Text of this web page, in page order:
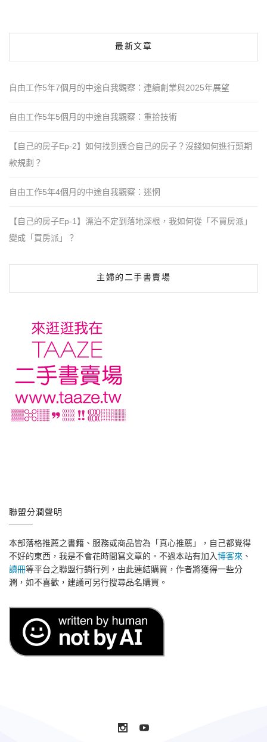
最新文章
自由工作5年7個月的中途自我觀察：連續創業與2025年展望
自由工作5年5個月的中途自我觀察：重拾技術
【自己的房子Ep-2】如何找到適合自己的房子？沒錢如何進行頭期
款規劃？
自由工作5年4個月的中途自我觀察：迷惘
【自己的房子Ep-1】漂泊不定到落地深根，我如何從「不買房派」
變成「買房派」？
主婦的二手書賣場
聯盟分潤聲明
本部落格推薦之書籍、服務或商品皆為「真心推薦」，自己都覺得
不好的東西，我是不會花時間寫文章的。不過本站有加入博客來 、
讀冊等平台之聯盟行銷行列，由此連結購買，作者將獲得一些分
潤，如不喜歡，建議可另行搜尋品名購買。